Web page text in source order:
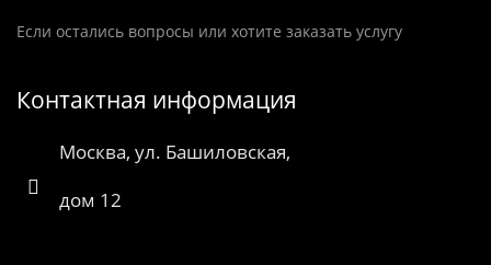
Если остались вопросы или хотите заказать услугу
Контактная информация
Москва, ул. Башиловская,
дом 12